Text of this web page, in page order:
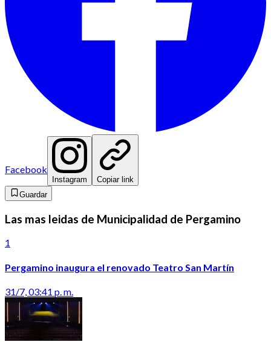
Facebook
Instagram
Copiar link
Guardar
Las mas leidas de Municipalidad de Pergamino
1
Pergamino inaugura el renovado Teatro San Martín
31/7, 03:41 p. m.